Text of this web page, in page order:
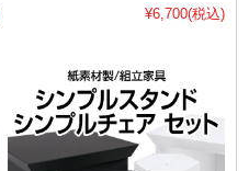
¥6,700(税込)